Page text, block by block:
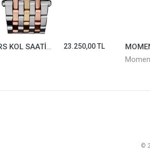
MICHAEL KORS KOL SAATİ MK3203
23.250,00 TL
©